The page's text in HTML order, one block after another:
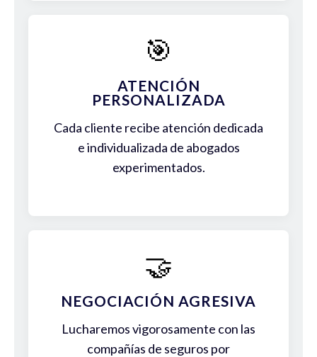
🎯
ATENCIÓN
PERSONALIZADA
Cada cliente recibe atención dedicada
e individualizada de abogados
experimentados.
🤝
NEGOCIACIÓN AGRESIVA
Lucharemos vigorosamente con las
compañías de seguros por